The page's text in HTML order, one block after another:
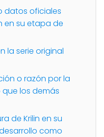
datos oficiales
en su etapa de
la serie original
o razón por la
que los demás
de Krilin en su
como